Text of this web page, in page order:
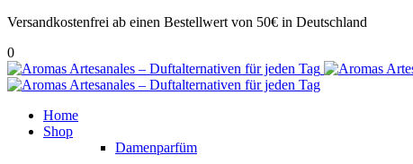
Versandkostenfrei ab einen Bestellwert von 50€ in Deutschland
0
Home
Shop
Damenparfüm